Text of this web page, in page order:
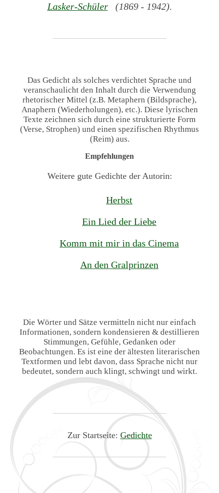
Lasker-Schüler(1869 - 1942).
Das Gedicht als solches verdichtet Sprache und
veranschaulicht den Inhalt durch die Verwendung
rhetorischer Mittel (z.B. Metaphern (Bildsprache),
Anaphern (Wiederholungen), etc.). Diese lyrischen
Texte zeichnen sich durch eine strukturierte Form
(Verse, Strophen) und einen spezifischen Rhythmus
(Reim) aus.
Empfehlungen
Weitere gute Gedichte der Autorin:
Herbst
Ein Lied der Liebe
Komm mit mir in das Cinema
An den Gralprinzen
Die Wörter und Sätze vermitteln nicht nur einfach
Informationen, sondern kondensieren & destillieren
Stimmungen, Gefühle, Gedanken oder
Beobachtungen. Es ist eine der ältesten literarischen
Textformen und lebt davon, dass Sprache nicht nur
bedeutet, sondern auch klingt, schwingt und wirkt.
Zur Startseite: Gedichte